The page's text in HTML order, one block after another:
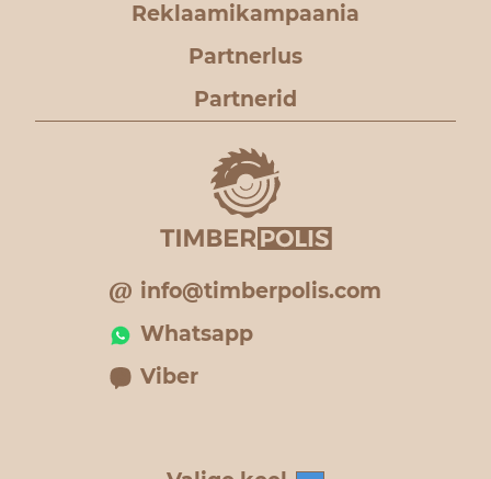
Reklaamikampaania
Partnerlus
Partnerid
info@timberpolis.com
Whatsapp
Viber